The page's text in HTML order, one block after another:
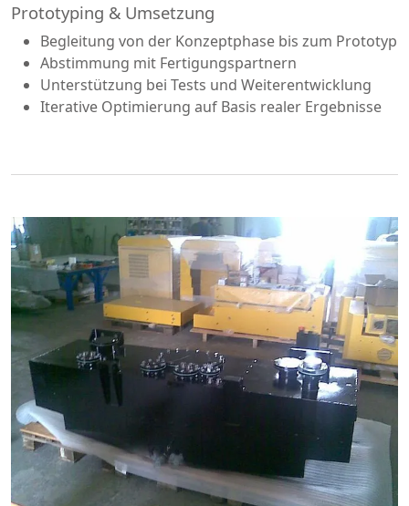
Prototyping & Umsetzung
Begleitung von der Konzeptphase bis zum Prototyp
Abstimmung mit Fertigungspartnern
Unterstützung bei Tests und Weiterentwicklung
Iterative Optimierung auf Basis realer Ergebnisse